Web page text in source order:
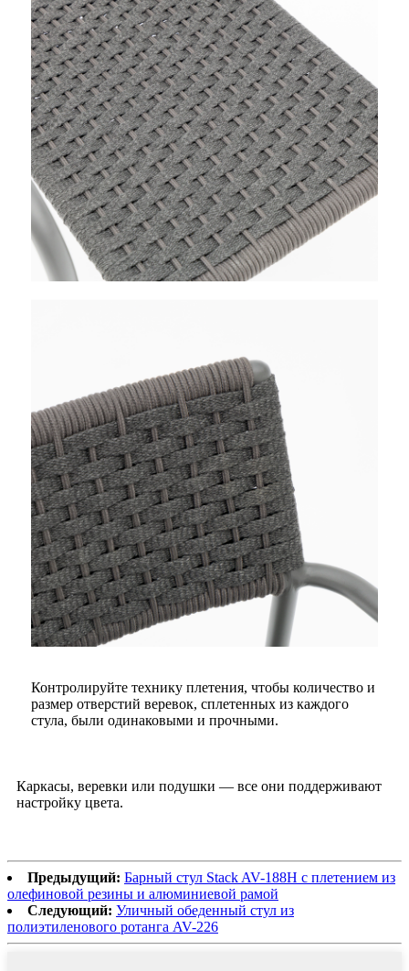
Контролируйте технику плетения, чтобы количество и
размер отверстий веревок, сплетенных из каждого
стула, были одинаковыми и прочными.
Каркасы, веревки или подушки — все они поддерживают
настройку цвета.
Предыдущий: Барный стул Stack AV-188H с плетением из
олефиновой резины и алюминиевой рамой
Следующий: Уличный обеденный стул из
полиэтиленового ротанга AV-226